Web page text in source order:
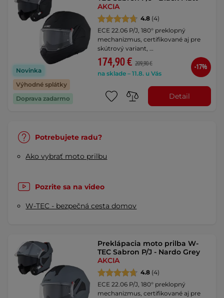
Novinka
Výhodné splátky
Doprava zadarmo
AKCIA
4.8 (4)
ECE 22.06 P/J, 180° preklopný
mechanizmus, certifikované aj pre
skútrový variant, …
174,90 € 209,90 €
na sklade – 11.8. u Vás
-17%
Detail
Potrebujete radu?
Ako vybrať moto prilbu
Pozrite sa na video
W-TEC - bezpečná cesta domov
Preklápacia moto prilba W-
TEC Sabron P/J - Nardo Grey
AKCIA
4.8 (4)
ECE 22.06 P/J, 180° preklopný
mechanizmus, certifikované aj pre